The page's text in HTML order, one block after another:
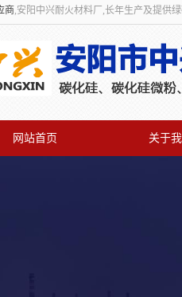
商,安阳中兴耐火材料厂,长年生产及提供
网站首页 关于我